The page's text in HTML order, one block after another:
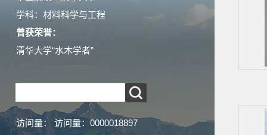
学科：材料科学与工程
曾获荣誉：
清华大学“水木学者”
访问量： 访问量： 0000018897